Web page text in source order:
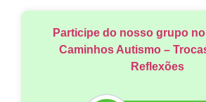
Participe do nosso grupo
Caminhos Autismo –
Reflexões